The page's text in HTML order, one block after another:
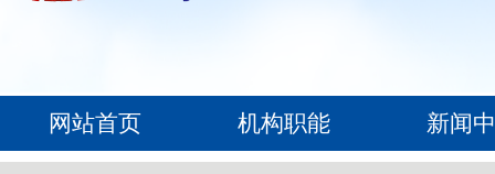
网站首页 机构职能 新闻